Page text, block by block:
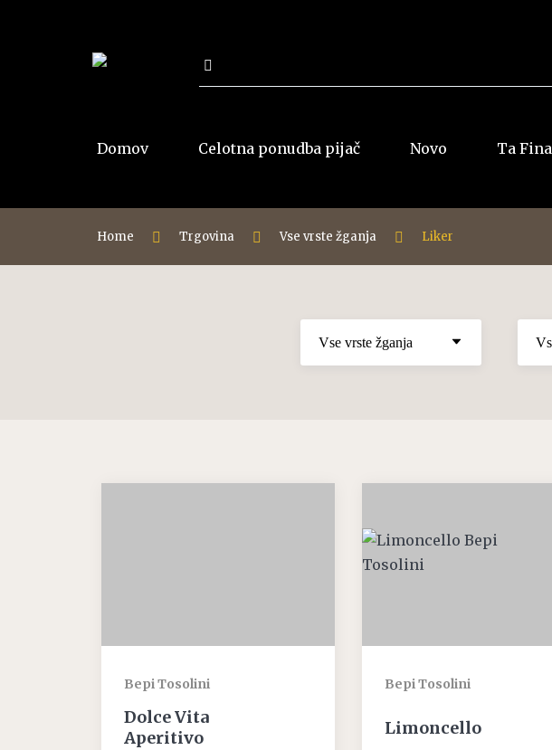
Išči:
Domov Celotna ponudba pijač
Vse rakije
Jabolko
Calvados
Klekovača
Vsi rumi
Panama
Ostalo
Novo Ta Fina
Home Trgovina Vse vrste žganja Liker
Bepi Tosolini
Dolce Vita
Aperitivo
Bepi Tosolini
Limoncello